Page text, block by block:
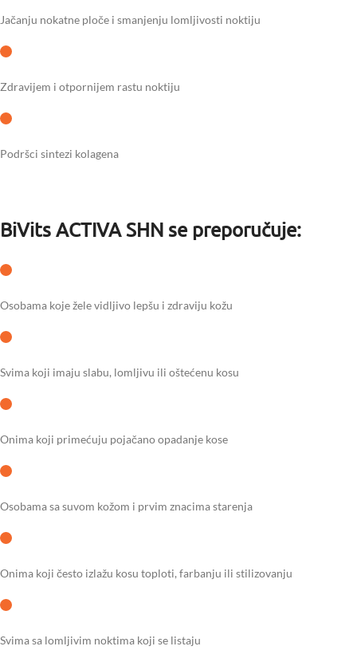
Jačanju nokatne ploče i smanjenju lomljivosti noktiju
Zdravijem i otpornijem rastu noktiju
Podršci sintezi kolagena
BiVits ACTIVA SHN se preporučuje:
Osobama koje žele vidljivo lepšu i zdraviju kožu
Svima koji imaju slabu, lomljivu ili oštećenu kosu
Onima koji primećuju pojačano opadanje kose
Osobama sa suvom kožom i prvim znacima starenja
Onima koji često izlažu kosu toploti, farbanju ili stilizovanju
Svima sa lomljivim noktima koji se listaju